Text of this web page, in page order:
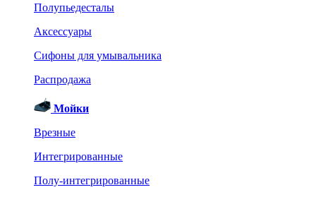
Полупьедесталы
Аксессуары
Сифоны для умывальника
Распродажа
Мойки
Врезные
Интегрированные
Полу-интегрированные